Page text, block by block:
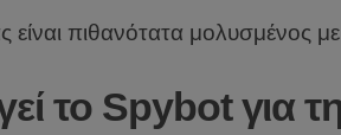
είναι πιθανότατα μολυσμένος
το Spybot για